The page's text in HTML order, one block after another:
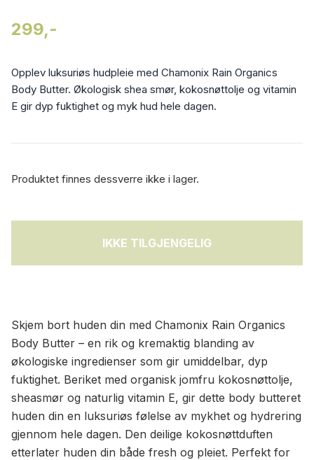
299,-
Opplev luksuriøs hudpleie med Chamonix Rain Organics
Body Butter. Økologisk shea smør, kokosnøttolje og vitamin
E gir dyp fuktighet og myk hud hele dagen.
Produktet finnes dessverre ikke i lager.
IKKE TILGJENGELIG
Skjem bort huden din med Chamonix Rain Organics
Body Butter – en rik og kremaktig blanding av
økologiske ingredienser som gir umiddelbar, dyp
fuktighet. Beriket med organisk jomfru kokosnøttolje,
sheasmør og naturlig vitamin E, gir dette body butteret
huden din en luksuriøs følelse av mykhet og hydrering
gjennom hele dagen. Den deilige kokosnøttduften
etterlater huden din både fresh og pleiet. Perfekt for